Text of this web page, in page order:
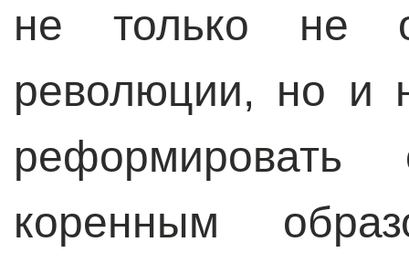
не только не
революции, но и
реформировать
коренным